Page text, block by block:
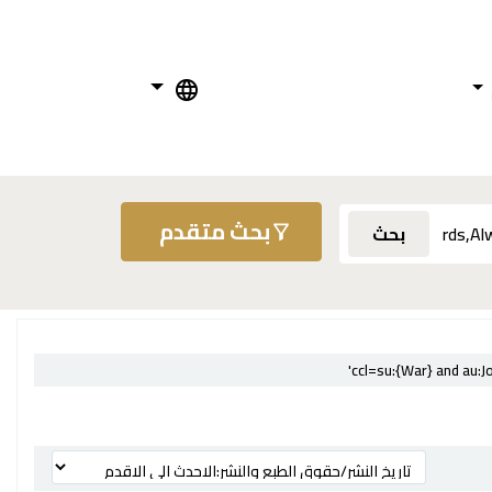
بحث بحث متقدم
ترتيب بواسطة: